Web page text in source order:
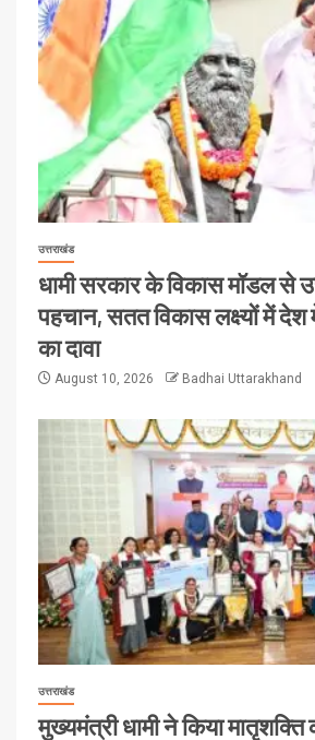
उत्तराखंड
धामी सरकार के विकास मॉडल से
पहचान, सतत विकास लक्ष्यों में
का दावा
August 10, 2026 Badhai Uttarakhand
उत्तराखंड
मुख्यमंत्री धामी ने किया मातृशक्ति